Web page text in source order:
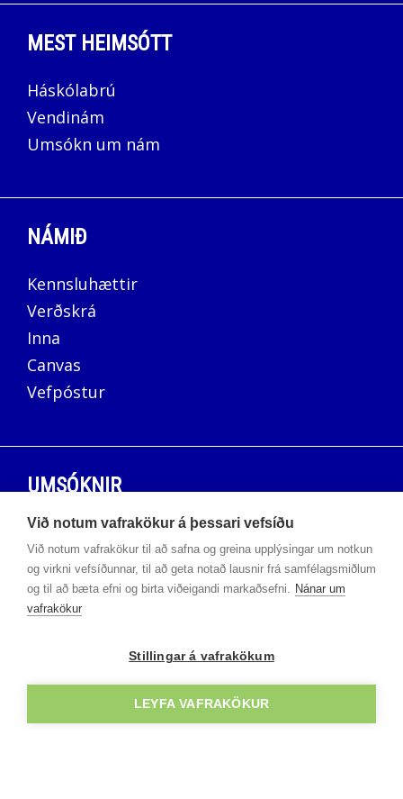
MEST HEIMSÓTT
Háskólabrú
Vendinám
Umsókn um nám
NÁMIÐ
Kennsluhættir
Verðskrá
Inna
Canvas
Vefpóstur
UMSÓKNIR
Umsóknavefur
Við notum vafrakökur á þessari vefsíðu
Við notum vafrakökur til að safna og greina upplýsingar um notkun
og virkni vefsíðunnar, til að geta notað lausnir frá samfélagsmiðlum
og til að bæta efni og birta viðeigandi markaðsefni. Nánar um
vafrakökur
Stillingar á vafrakökum
LEYFA VAFRAKÖKUR